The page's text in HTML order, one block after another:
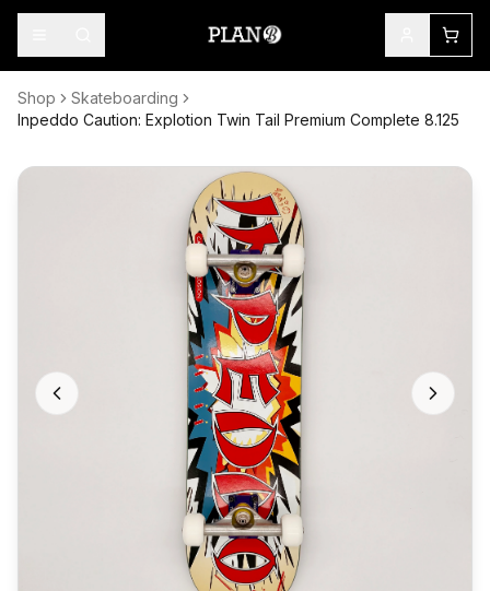
Shop
Skateboarding
Inpeddo Caution: Explotion Twin Tail Premium Complete 8.125